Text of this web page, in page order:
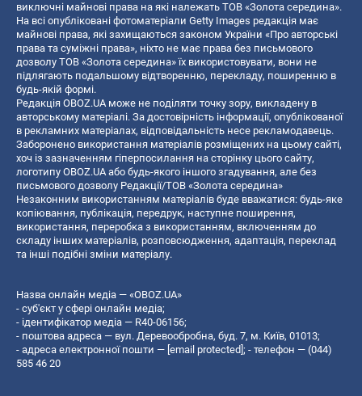
виключні майнові права на які належать ТОВ «Золота середина».
На всі опубліковані фотоматеріали Getty Images редакція має
майнові права, які захищаються законом України «Про авторські
права та суміжні права», ніхто не має права без письмового
дозволу ТОВ «Золота середина» їх використовувати, вони не
підлягають подальшому відтворенню, перекладу, поширенню в
будь-якій формі.
Редакція OBOZ.UA може не поділяти точку зору, викладену в
авторському матеріалі. За достовірність інформації, опублікованої
в рекламних матеріалах, відповідальність несе рекламодавець.
Заборонено використання матеріалів розміщених на цьому сайті,
хоч із зазначенням гіперпосилання на сторінку цього сайту,
логотипу OBOZ.UA або будь-якого іншого згадування, але без
письмового дозволу Редакції/ТОВ «Золота середина»
Незаконним використанням матеріалів буде вважатися: будь-яке
копiювання, публiкацiя, передрук, наступне поширення,
використання, переробка з використанням, включенням до
складу інших матеріалів, розповсюдження, адаптація, переклад
та інші подібні зміни матеріалу.
Назва онлайн медіа — «OBOZ.UA»
- суб'єкт у сфері онлайн медіа;
- ідентифікатор медіа — R40-06156;
- поштова адреса — вул. Деревообробна, буд. 7, м. Київ, 01013;
- адреса електронної пошти — [email protected] ; - телефон — (044)
585 46 20